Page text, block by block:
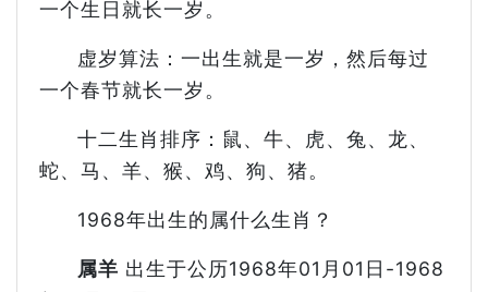
一个生日就长一岁。
虚岁算法：一出生就是一岁，然后每过
一个春节就长一岁。
十二生肖排序：鼠、牛、虎、兔、龙、
蛇、马、羊、猴、鸡、狗、猪。
1968年出生的属什么生肖？
属羊 出生于公历1968年01月01日-1968